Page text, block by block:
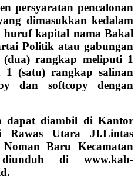
persyaratan pencalonan
dimasukkan kedalam
huruf kapital nama Bakal
Politik atau gabungan
rangkap meliputi 1
(satu) rangkap salinan
dan softcopy dengan
dapat diambil di Kantor
Rawas Utara JI.Lintas
Baru Kecamatan
di www.kab-